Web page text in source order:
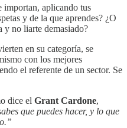
importan, aplicando tus
y de la que aprendes? ¿O
y no liarte demasiado?
en su categoría, se
con los mejores
el referente de un sector. Se
dice el Grant Cardone,
que puedes hacer, y lo que